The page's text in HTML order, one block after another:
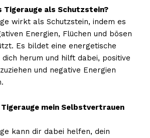
Tigerauge als Schutzstein?
wirkt als Schutzstein, indem es
Energien, Flüchen und bösen
Es bildet eine energetische
herum und hilft dabei, positive
und negative Energien
Tigerauge mein Selbstvertrauen
kann dir dabei helfen, dein